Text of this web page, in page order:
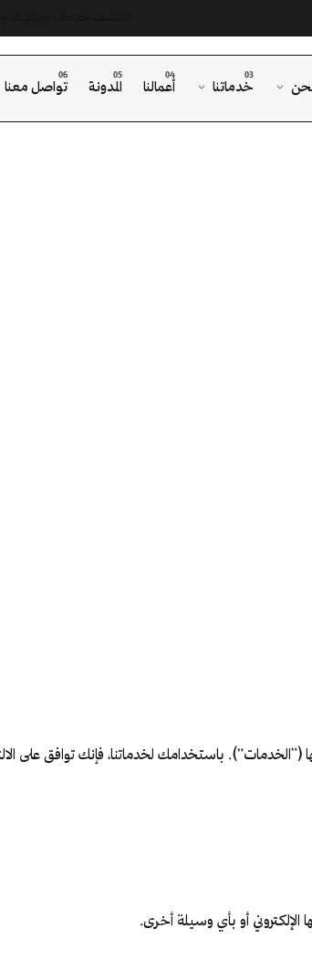
خدماتنا أعمالنا المدونة تواصل معناتطوير
باستخدامك لخدماتنا، فإنك توافق على
أو بأي وسيلة أخرى.